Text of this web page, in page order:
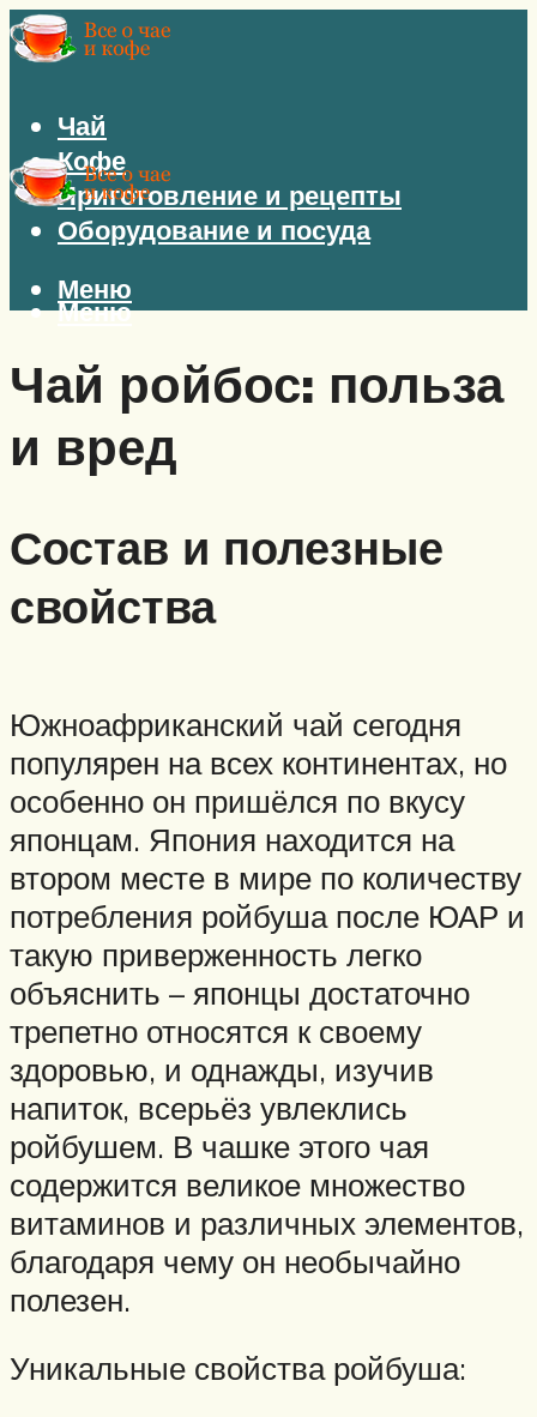
Чай
Кофе
Приготовление и рецепты
Оборудование и посуда
Меню
Меню
Чай ройбос: польза
и вред
Состав и полезные
свойства
Южноафриканский чай сегодня
популярен на всех континентах, но
особенно он пришёлся по вкусу
японцам. Япония находится на
втором месте в мире по количеству
потребления ройбуша после ЮАР и
такую приверженность легко
объяснить – японцы достаточно
трепетно относятся к своему
здоровью, и однажды, изучив
напиток, всерьёз увлеклись
ройбушем. В чашке этого чая
содержится великое множество
витаминов и различных элементов,
благодаря чему он необычайно
полезен.
Уникальные свойства ройбуша: